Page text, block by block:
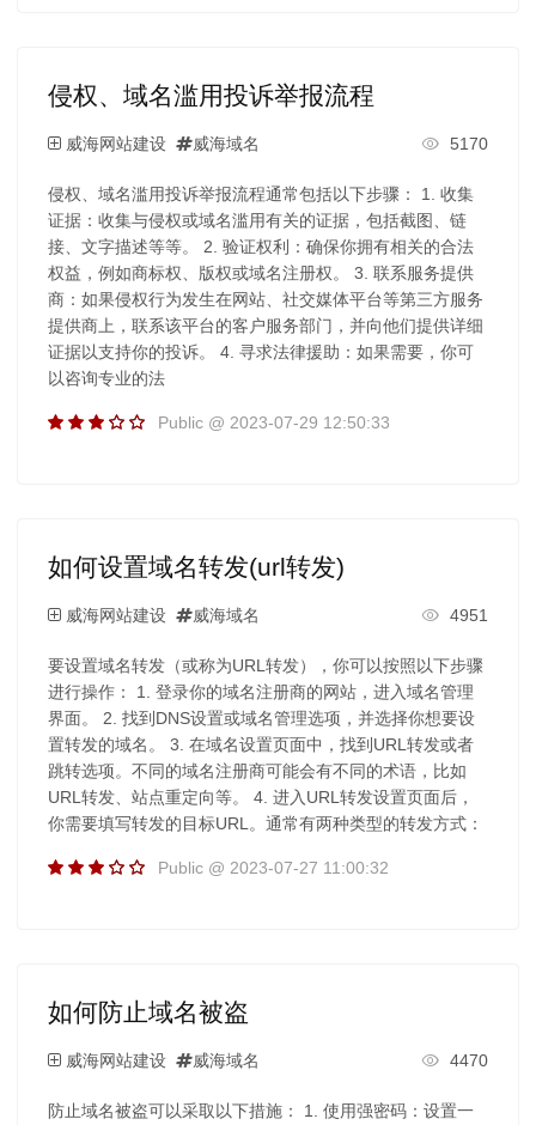
侵权、域名滥用投诉举报流程
威海网站建设 威海域名 5170
侵权、域名滥用投诉举报流程通常包括以下步骤： 1. 收集
证据：收集与侵权或域名滥用有关的证据，包括截图、链
接、文字描述等等。 2. 验证权利：确保你拥有相关的合法
权益，例如商标权、版权或域名注册权。 3. 联系服务提供
商：如果侵权行为发生在网站、社交媒体平台等第三方服务
提供商上，联系该平台的客户服务部门，并向他们提供详细
证据以支持你的投诉。 4. 寻求法律援助：如果需要，你可
以咨询专业的法
Public @ 2023-07-29 12:50:33
如何设置域名转发(url转发)
威海网站建设 威海域名 4951
要设置域名转发（或称为URL转发），你可以按照以下步骤
进行操作： 1. 登录你的域名注册商的网站，进入域名管理
界面。 2. 找到DNS设置或域名管理选项，并选择你想要设
置转发的域名。 3. 在域名设置页面中，找到URL转发或者
跳转选项。不同的域名注册商可能会有不同的术语，比如
URL转发、站点重定向等。 4. 进入URL转发设置页面后，
你需要填写转发的目标URL。通常有两种类型的转发方式：
Public @ 2023-07-27 11:00:32
如何防止域名被盗
威海网站建设 威海域名 4470
防止域名被盗可以采取以下措施： 1. 使用强密码：设置一